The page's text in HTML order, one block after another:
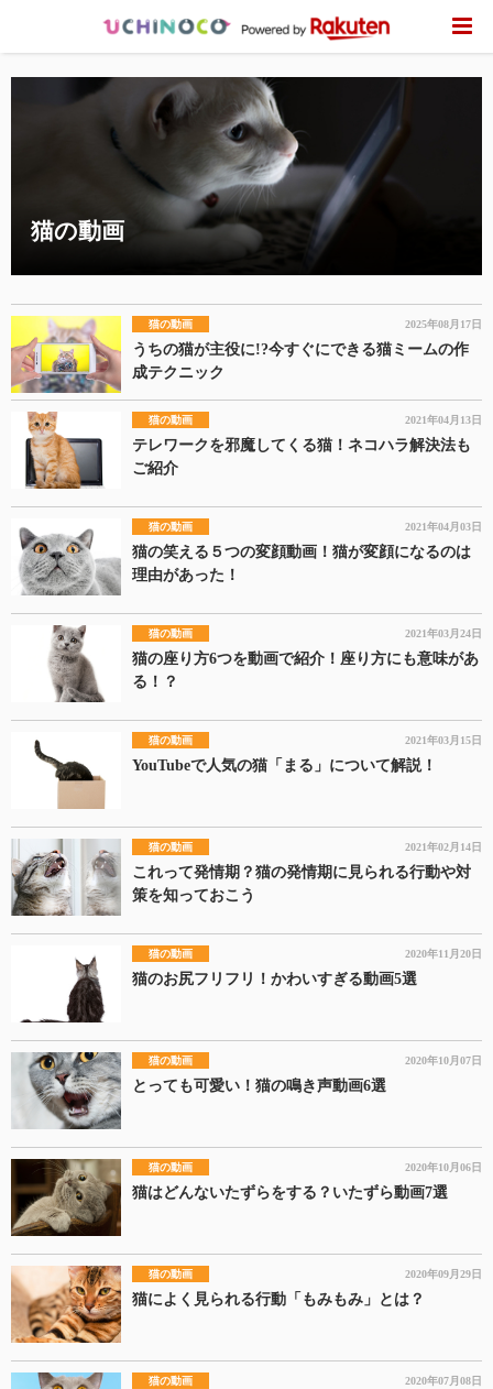
猫の動画
猫の動画 2025年08月17日
うちの猫が主役に!?今すぐにできる猫ミームの作
成テクニック
猫の動画 2021年04月13日
テレワークを邪魔してくる猫！ネコハラ解決法も
ご紹介
猫の動画 2021年04月03日
猫の笑える５つの変顔動画！猫が変顔になるのは
理由があった！
猫の動画 2021年03月24日
猫の座り方6つを動画で紹介！座り方にも意味があ
る！？
猫の動画 2021年03月15日
YouTubeで人気の猫「まる」について解説！
猫の動画 2021年02月14日
これって発情期？猫の発情期に見られる行動や対
策を知っておこう
猫の動画 2020年11月20日
猫のお尻フリフリ！かわいすぎる動画5選
猫の動画 2020年10月07日
とっても可愛い！猫の鳴き声動画6選
猫の動画 2020年10月06日
猫はどんないたずらをする？いたずら動画7選
猫の動画 2020年09月29日
猫によく見られる行動「もみもみ」とは？
猫の動画 2020年07月08日